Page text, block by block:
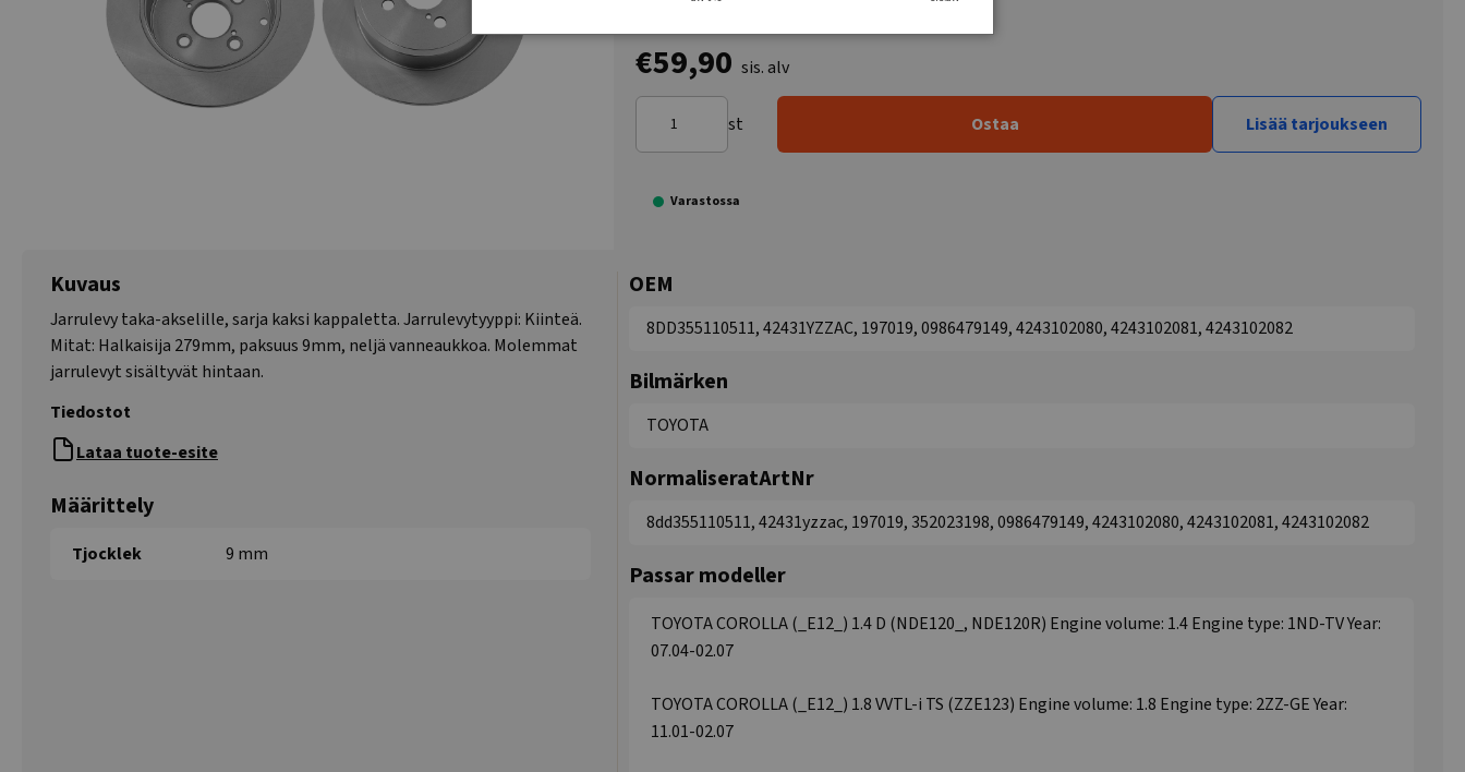
€59,90 sis. alv
st Ostaa Lisää tarjoukseen
Varastossa
Kuvaus
Jarrulevy taka-akselille, sarja kaksi kappaletta. Jarrulevytyyppi: Kiinteä.
Mitat: Halkaisija 279mm, paksuus 9mm, neljä vanneaukkoa. Molemmat
jarrulevyt sisältyvät hintaan.
Tiedostot
Lataa tuote-esite
Määrittely
Tjocklek 9 mm
OEM
8DD355110511, 42431YZZAC, 197019, 0986479149, 4243102080, 4243102081, 4243102082
Bilmärken
TOYOTA
NormaliseratArtNr
8dd355110511, 42431yzzac, 197019, 352023198, 0986479149, 4243102080, 4243102081, 4243102082
Passar modeller
TOYOTA COROLLA (_E12_) 1.4 D (NDE120_, NDE120R) Engine volume: 1.4 Engine type: 1ND-TV Year:
07.04-02.07
TOYOTA COROLLA (_E12_) 1.8 VVTL-i TS (ZZE123) Engine volume: 1.8 Engine type: 2ZZ-GE Year:
11.01-02.07